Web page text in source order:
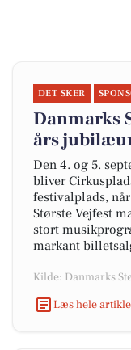
DET SKER
Danmarks
års
Den 4. og 5.
bliver
festivalplads,
Største Vejfest
stort
markant
Kilde: Danmarks
Læs hele